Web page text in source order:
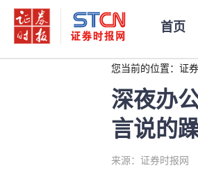
首页
您当前的位置： 证
深夜办
言说的
来源：证券时报网